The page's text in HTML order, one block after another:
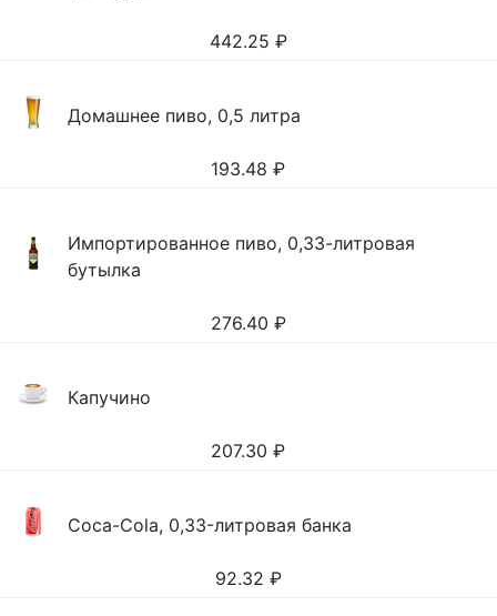
442.25 ₽
Домашнее пиво, 0,5 литра
193.48 ₽
Импортированное пиво, 0,33-литровая
бутылка
276.40 ₽
Капучино
207.30 ₽
Coca-Cola, 0,33-литровая банка
92.32 ₽